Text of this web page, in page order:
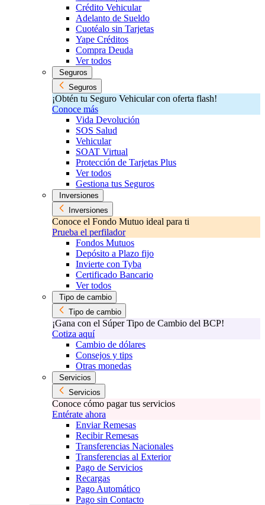
Crédito Vehicular
Adelanto de Sueldo
Cuotéalo sin Tarjetas
Yape Créditos
Compra Deuda
Ver todos
Seguros
Seguros
¡Obtén tu Seguro Vehicular con oferta flash!
Conoce más
Vida Devolución
SOS Salud
Vehicular
SOAT Virtual
Protección de Tarjetas Plus
Ver todos
Gestiona tus Seguros
Inversiones
Inversiones
Conoce el Fondo Mutuo ideal para ti
Prueba el perfilador
Fondos Mutuos
Depósito a Plazo fijo
Invierte con Tyba
Certificado Bancario
Ver todos
Tipo de cambio
Tipo de cambio
¡Gana con el Súper Tipo de Cambio del BCP!
Cotiza aquí
Cambio de dólares
Consejos y tips
Otras monedas
Servicios
Servicios
Conoce cómo pagar tus servicios
Entérate ahora
Enviar Remesas
Recibir Remesas
Transferencias Nacionales
Transferencias al Exterior
Pago de Servicios
Recargas
Pago Automático
Pago sin Contacto